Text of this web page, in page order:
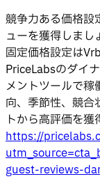
競争力ある価格設
ューを獲得しまし
固定価格設定は
PriceLabsのダイ
メントツールで
向、季節性、競合
トから高評価を獲
https://
guest-reviews-